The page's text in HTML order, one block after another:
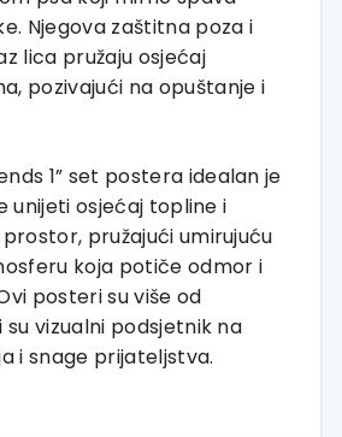
Njegova zaštitna poza i
lica pružaju osjećaj
pozivajući na opuštanje i
1” set postera idealan je
unijeti osjećaj topline i
pružajući umirujuću
koja potiče odmor i
posteri su više od
su vizualni podsjetnik na
i snage prijateljstva.